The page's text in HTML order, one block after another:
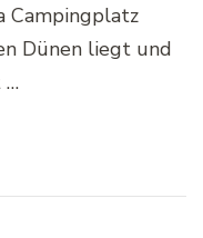
Campingplatz
Dünen liegt und
…